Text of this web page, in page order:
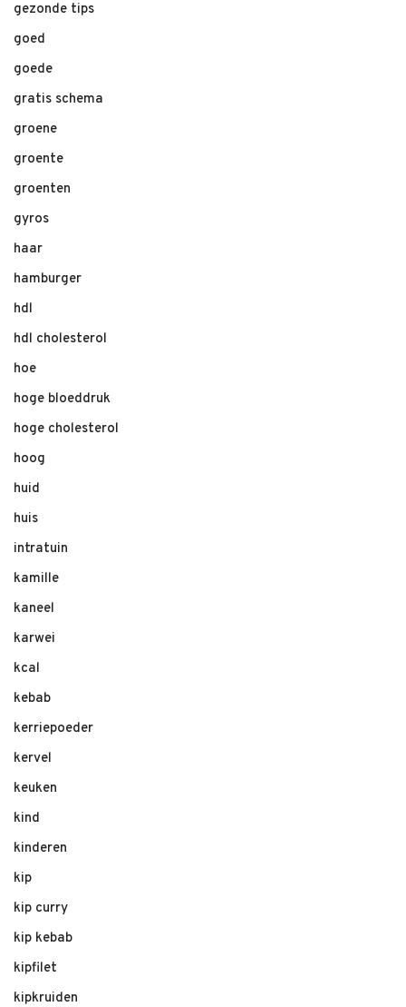
gezonde tips
goed
goede
gratis schema
groene
groente
groenten
gyros
haar
hamburger
hdl
hdl cholesterol
hoe
hoge bloeddruk
hoge cholesterol
hoog
huid
huis
intratuin
kamille
kaneel
karwei
kcal
kebab
kerriepoeder
kervel
keuken
kind
kinderen
kip
kip curry
kip kebab
kipfilet
kipkruiden